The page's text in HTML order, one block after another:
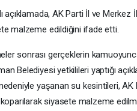
açıklamada, AK Parti İl ve Merkez
malzeme edildiğini ifade etti.
sonrası gerçeklerin
Belediyesi yetkilileri yaptığı
yaşanan su kesintileri, AK
siyasete malzeme